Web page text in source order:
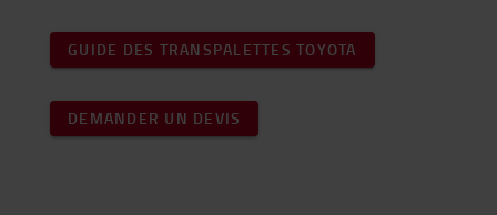
GUIDE DES TRANSPALETTES TOYOTA
DEMANDER UN DEVIS